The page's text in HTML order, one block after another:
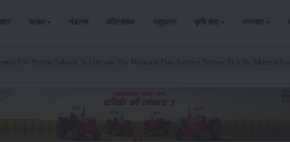
फसल भंडारण कीटनाशक पशुपालन कृषि यंत्र समाचार